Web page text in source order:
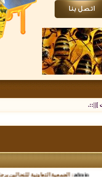
بنا
الجمعية التعاونية للنحالين برجال